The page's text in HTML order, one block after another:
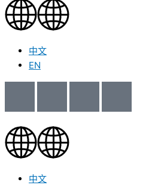
中文
EN
中文